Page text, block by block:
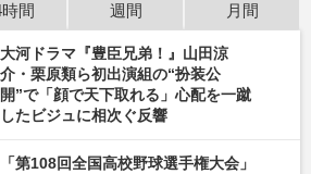
間 週間 月間
大河ドラマ『豊臣兄弟！』山田涼
介・栗原類ら初出演組の“扮装公
開”で「顔で天下取れる」心配を一蹴
したビジュに相次ぐ反響
「第108回全国高校野球選手権大会」